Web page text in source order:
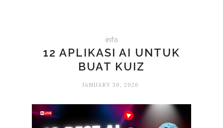
info
12 APLIKASI AI UNTUK
BUAT KUIZ
JANUARY 30, 2026